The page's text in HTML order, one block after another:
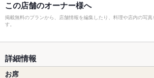
この店舗のオーナー様へ
掲載無料のプランから、店舗情報を編集したり、料理や店内の写
す。
詳細情報
お席